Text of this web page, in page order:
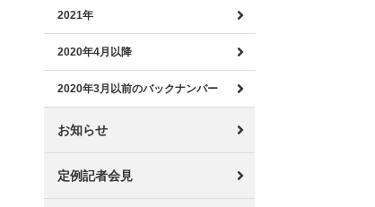
2021年
2020年4月以降
2020年3月以前のバックナンバー
お知らせ
定例記者会見